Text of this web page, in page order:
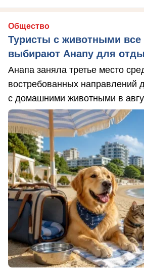
Общество
Туристы с животными
выбирают Анапу для
Анапа заняла третье место
востребованных направлений
с домашними животными в